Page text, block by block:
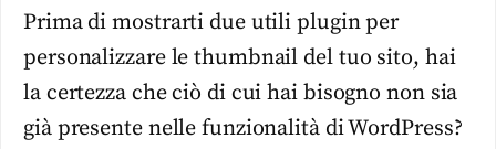
Prima di mostrarti due utili plugin per
personalizzare le thumbnail del tuo sito, hai
la certezza che ciò di cui hai bisogno non sia
già presente nelle funzionalità di WordPress?